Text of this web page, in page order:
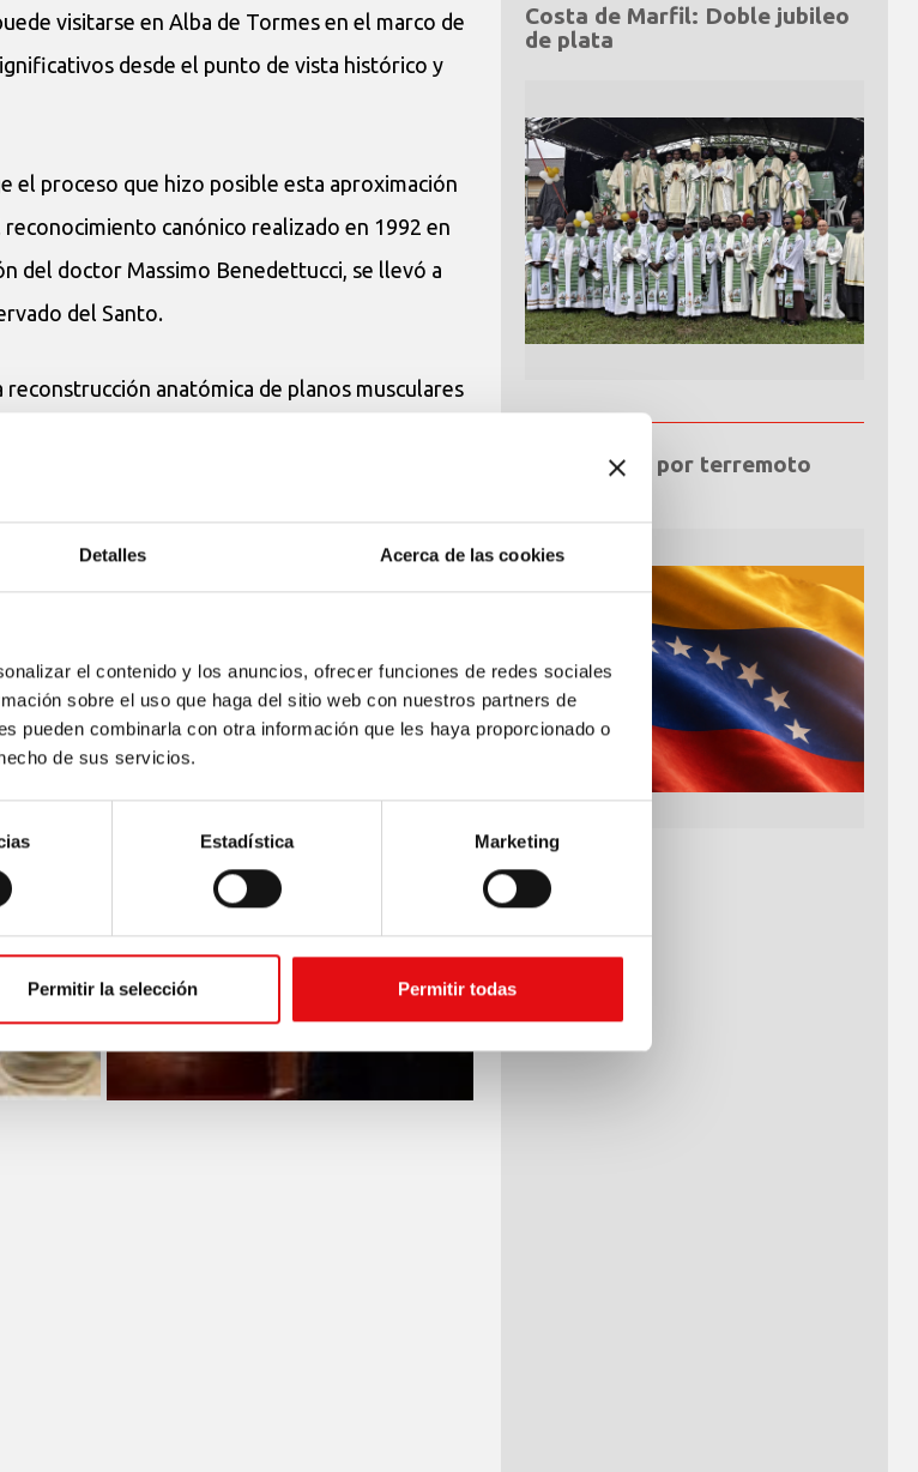
Detalles Acerca de las cookies
el contenido y los anuncios, ofrecer funciones de redes sociales
sobre el uso que haga del sitio web con nuestros partners de
pueden combinarla con otra información que les haya proporcionado o
de sus servicios.
Estadística Marketing
Permitir la selección Permitir todas
visitarse en Alba de Tormes en el marco de
desde el punto de vista histórico y
el proceso que hizo posible esta aproximación
canónico realizado en 1992 en
del doctor Massimo Benedettucci, se llevó a
del Santo.
anatómica de planos musculares
definidos por el soporte óseo,
de San José (Ezquerra de Rozas).
la técnica de la cera perdida en laFonderia
la policromía tradicional al óleo,
Costa de Marfil: Doble jubileo
de plata
Emergencia por terremoto